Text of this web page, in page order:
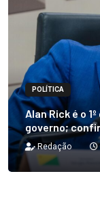
POLÍTICA
Alan Rick é o
governo;
Redação